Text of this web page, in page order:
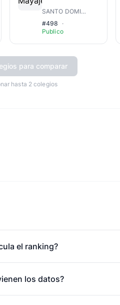
SANTO DOMINGO ESTE
#498
·
Publico
para comparar
hasta 2 colegios
el ranking?
los datos?